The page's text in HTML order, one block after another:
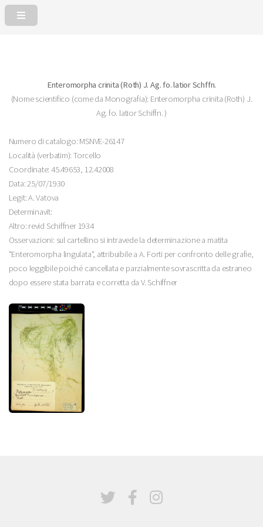
Enteromorpha crinita (Roth) J. Ag. fo. latior Schffn.
(Nome scientifico (come da Monografia): Enteromorpha crinita (Roth) J.
Ag. fo. latior Schiffn. )
Numero di catalogo: MSNVE-26147
Località (verbatim): Torcello
Coordinate: 45.49653, 12.42008
Data: 25/07/1930
Legit: A. Vatova
Determinavit:
Altro: revid Schiffner 1934
Osservazioni: sul cartellino si intravede la determinazione a matita
"Enteromorpha lingulata", attribuibile a A. Forti per confronto delle grafie,
poco leggibile poiché cancellata e parzialmente sovrascritta da estraneo
dopo essere stata barrata e corretta da V. Schiffner